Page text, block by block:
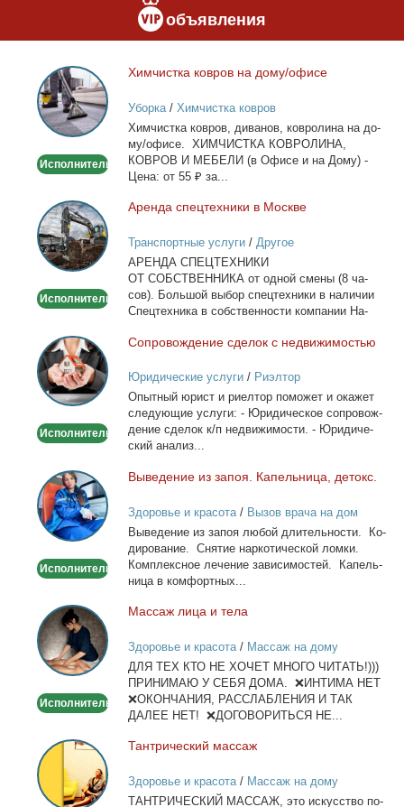
объявления
Химчистка
ковров
на
дому/
Исполнитель
Хим­чист­ка ков­ров на до­му/офи­се
Уборка/ Химчистка ковров
Хим­чист­ка ков­ров, ди­ва­нов, ков­ро­ли­на на до­
му/офи­се. ХИМЧИСТКА КОВРОЛИНА,
КОВРОВ И МЕБЕЛИ (в Офи­се и на До­му) -
Це­на: от 55 ₽ за...
Аренда
спецтехники
в
Москве
Исполнитель
Арен­да спец­тех­ни­ки в Москве
Транспортные услуги/ Другое
АРЕНДА СПЕЦТЕХНИКИ
ОТ СОБСТВЕННИКА от од­ной сме­ны (8 ча­
сов). Боль­шой вы­бор спец­тех­ни­ки в на­ли­чии
Спец­тех­ни­ка в соб­ствен­но­сти ком­па­нии На­
Сопровождение
сделок
с
недвижимостью
Исполнитель
Со­про­вож­де­ние сде­лок с недви­жи­мо­стью
Юридические услуги/ Риэлтор
Опыт­ный юрист и ри­ел­тор по­мо­жет и ока­жет
сле­ду­ю­щие услу­ги: - Юри­ди­че­ское со­про­вож­
де­ние сде­лок к/п недви­жи­мо­сти. - Юри­ди­че­
ский ана­лиз...
Выведение
из
запоя.
Капельница,
Исполнитель
Вы­ве­де­ние из за­поя. Ка­пель­ни­ца, де­токс.
Здоровье и красота/ Вызов врача на дом
Вы­ве­де­ние из за­поя лю­бой дли­тель­но­сти. Ко­
ди­ро­ва­ние. Сня­тие нар­ко­ти­че­ской лом­ки.
Ком­плекс­ное ле­че­ние за­ви­си­мо­стей. Ка­пель­
ни­ца в ком­форт­ных...
Массаж
лица
и
тела
Исполнитель
Мас­саж ли­ца и те­ла
Здоровье и красота/ Массаж на дому
ДЛЯ ТЕХ КТО НЕ ХОЧЕТ МНОГО ЧИТАТЬ!)))
ПРИНИМАЮ У СЕБЯ ДОМА. ❌ИНТИМА НЕТ
❌ОКОНЧАНИЯ, РАССЛАБЛЕНИЯ И ТАК
ДАЛЕЕ НЕТ! ❌ДОГОВОРИТЬСЯ НЕ...
Тантрический
массаж
Тан­три­че­ский мас­саж
Здоровье и красота/ Массаж на дому
ТАНТРИЧЕСКИЙ МАССАЖ, это ис­кус­ство по­